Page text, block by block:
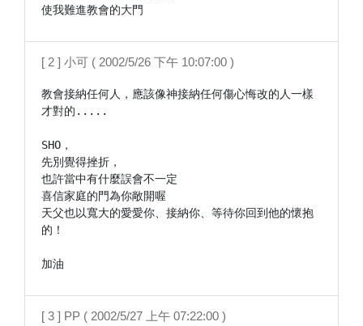
使我難進教會的大門
[ 2 ] 小可 ( 2002/5/26 下午 10:07:00 )
教會接納任何人，應該像神接納任何傷心悔改的人一樣
才對的.....
SHO，
先別覺得挫折，
也許當中有什麼誤會不一定
喜信家庭的門為你敞開喔
天父也以寬大的愛愛你、接納你、等待你回到他的懷抱
的！
加油
[ 3 ] PP ( 2002/5/27 上午 07:22:00 )